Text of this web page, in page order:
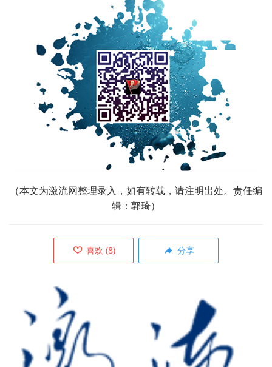
（本文为激流网整理录入，如有转载，请注明出处。责任编
辑：郭琦）
喜欢 (8) 分享